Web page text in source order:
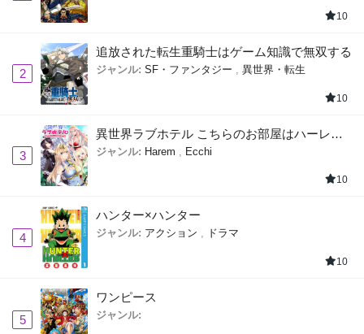
10
2
追放された転生重騎士はゲーム知識で無双する
ジャンル: SF・ファンタジー 異世界・転生
10
3
異世界ラブホテル こちらのお部屋はハーレム
です
ジャンル: Harem Ecchi
10
4
ハンター×ハンター
ジャンル: アクション , ドラマ
10
5
ワンピース
ジャンル: